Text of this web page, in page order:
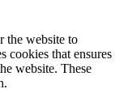
the website to
cookies that ensures
website. These